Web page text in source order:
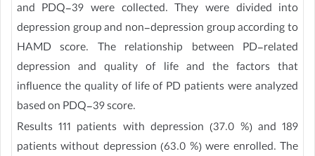
and PDQ-39 were collected. They were divided into
depression group and non-depression group according to
HAMD score. The relationship between PD-related
depression and quality of life and the factors that
influence the quality of life of PD patients were analyzed
based on PDQ-39 score.
Results 111 patients with depression (37.0 %) and 189
patients without depression (63.0 %) were enrolled. The